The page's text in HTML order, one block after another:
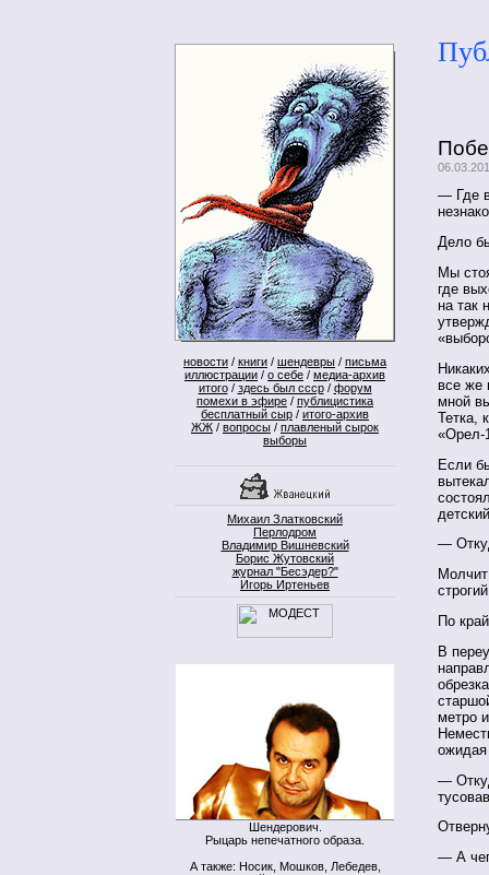
новости / книги / шендевры / письма
иллюстрации / о себе / медиа-архив
итого/ здесь был ссср/ форум
помехи в эфире / публицистика
бесплатный сыр / итого-архив
ЖЖ / вопросы / плавленый сырок
выборы
Михаил Златковский
Перлодром
Владимир Вишневский
Борис Жутовский
журнал "Бесэдер?"
Игорь Иртеньев
Шендерович.
Рыцарь непечатного образа.
А также: Носик, Мошков, Лебедев,
— Где
Дело
Мы
где
на так
все же
мной
Тетка,
«Орел-
Если
—
По
В
метро
ожидая
—
— А